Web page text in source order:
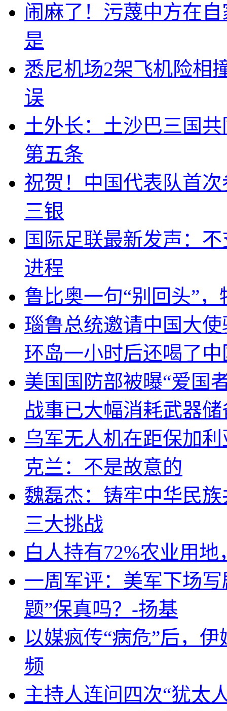
闹麻了！污蔑中方在
是
悉尼机场2架飞机险相
误
土外长：土沙巴三国
第五条
祝贺！中国代表队首
三银
国际足联最新发声：
进程
鲁比奥一句“别回头”
瑙鲁总统邀请中国大
环岛一小时后还喝了
美国国防部被曝“爱国
战事已大幅消耗武器储
乌军无人机在距保加
克兰：不是故意的
魏磊杰：铸牢中华民
三大挑战
白人持有72%农业用
一周军评：美军下场
题”保真吗？-扬基
以媒疯传“病危”后，
频
主持人连问四次“犹太